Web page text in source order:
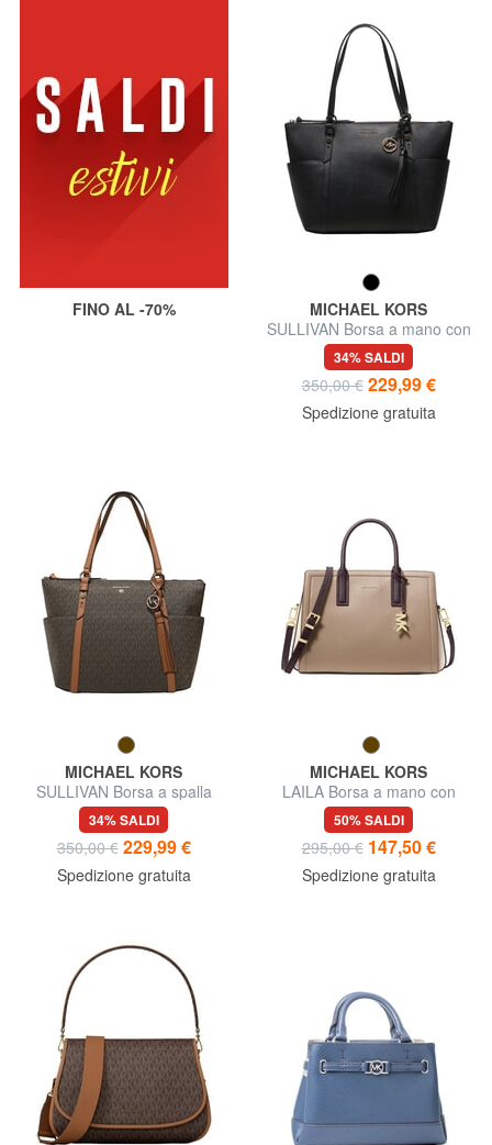
FINO AL -70%
MICHAEL KORS
SULLIVAN Borsa a mano con
tracolla
34% SALDI
350,00 € 229,99 €
Spedizione gratuita
MICHAEL KORS
SULLIVAN Borsa a spalla
34% SALDI
350,00 € 229,99 €
Spedizione gratuita
MICHAEL KORS
LAILA Borsa a mano con
tracolla, in pelle
50% SALDI
295,00 € 147,50 €
Spedizione gratuita